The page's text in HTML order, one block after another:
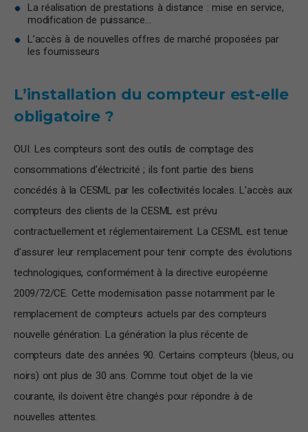
La réalisation de prestations à distance : mise en service,
modification de puissance…
L’accès à de nouvelles offres de marché proposées par
les fournisseurs
L’installation du compteur est-elle
obligatoire ?
OUI. Les compteurs sont des outils de comptage des
consommations d’électricité ; ils font partie des biens
concédés à la CESML par les collectivités locales. L’accès aux
compteurs des clients de la CESML est prévu
contractuellement et réglementairement. La CESML est tenue
d’assurer leur remplacement pour tenir compte des évolutions
technologiques, conformément à la directive européenne
2009/72/CE. Cette modernisation passe notamment par le
remplacement de compteurs actuels par des compteurs
nouvelle génération. La génération la plus récente de
compteurs date des années 90. Certains compteurs (bleus, ou
noirs) ont plus de 30 ans. Comme tout objet de la vie
courante, ils doivent être changés pour répondre à de
nouvelles attentes.